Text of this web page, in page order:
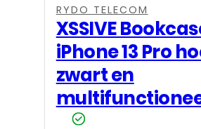
RYDO TELECOM
XSSIVE
iPhone 13 Pro
zwart en